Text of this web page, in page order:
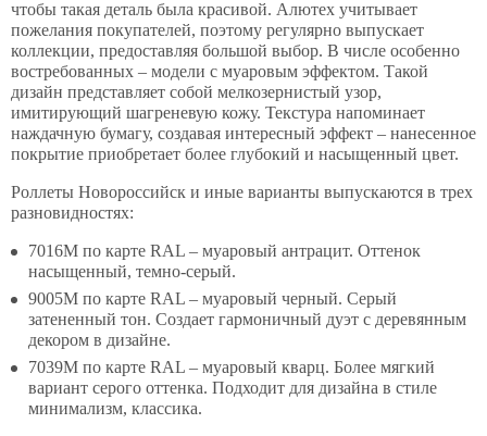
чтобы такая деталь была красивой. Алютех учитывает
пожелания покупателей, поэтому регулярно выпускает
коллекции, предоставляя большой выбор. В числе особенно
востребованных – модели с муаровым эффектом. Такой
дизайн представляет собой мелкозернистый узор,
имитирующий шагреневую кожу. Текстура напоминает
наждачную бумагу, создавая интересный эффект – нанесенное
покрытие приобретает более глубокий и насыщенный цвет.
Роллеты Новороссийск и иные варианты выпускаются в трех
разновидностях:
7016M по карте RAL – муаровый антрацит. Оттенок
насыщенный, темно-серый.
9005M по карте RAL – муаровый черный. Серый
затененный тон. Создает гармоничный дуэт с деревянным
декором в дизайне.
7039M по карте RAL – муаровый кварц. Более мягкий
вариант серого оттенка. Подходит для дизайна в стиле
минимализм, классика.